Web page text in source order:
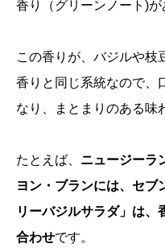
香り（グリーンノート)が
この香りが、バジルや枝
香りと同じ系統なので、
なり、まとまりのある味
たとえば、 ニュージーラ
ヨン・ブランには、セブ
リーバジルサラダ」は、
合わせです。